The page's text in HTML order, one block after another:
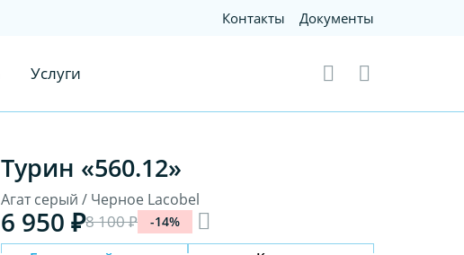
Контакты Документы
Услуги
Турин «560.12»
Агат серый / Черное Lacobel
6 950 ₽8 100 ₽ -14%